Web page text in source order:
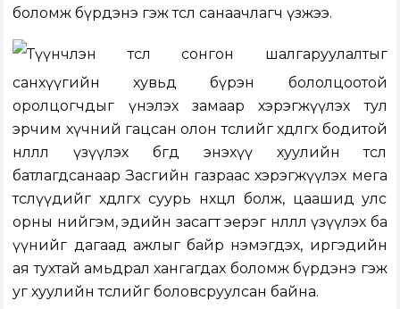
боломж бүрдэнэ гэж төсөл санаачлагч үзжээ.
Түүнчлэн төсөл сонгон шалгаруулалтыг
санхүүгийн хувьд бүрэн бололцоотой
оролцогчдыг үнэлэх замаар хэрэгжүүлэх тул
эрчим хүчний гацсан олон төслийг хөдөлгөх бодитой
нөлөөлөл үзүүлэх бөгөөд энэхүү хуулийн төсөл
батлагдсанаар Засгийн газраас хэрэгжүүлэх мега
төслүүдийг хөдөлгөх суурь нөхцөл болж, цаашид улс
орны нийгэм, эдийн засагт эерэг нөлөөлөл үзүүлэх ба
үүнийг дагаад ажлыг байр нэмэгдэх, иргэдийн
ая тухтай амьдрал хангагдах боломж бүрдэнэ гэж
уг хуулийн төслийг боловсруулсан байна.